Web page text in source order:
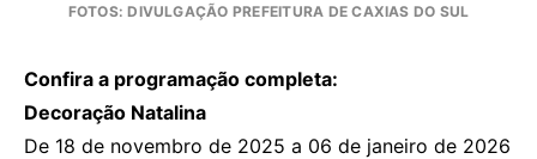
FOTOS: DIVULGAÇÃO PREFEITURA DE CAXIAS DO SUL
Confira a programação completa:
Decoração Natalina
De 18 de novembro de 2025 a 06 de janeiro de 2026